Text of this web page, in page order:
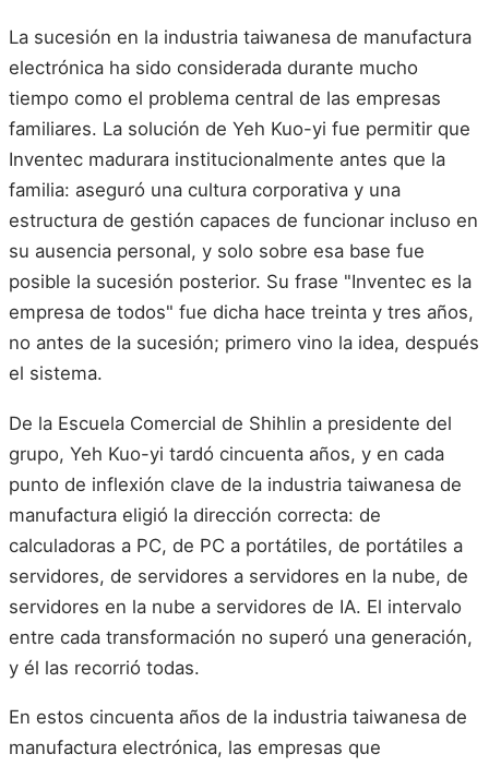
La sucesión en la industria taiwanesa de manufactura
electrónica ha sido considerada durante mucho
tiempo como el problema central de las empresas
familiares. La solución de Yeh Kuo-yi fue permitir que
Inventec madurara institucionalmente antes que la
familia: aseguró una cultura corporativa y una
estructura de gestión capaces de funcionar incluso en
su ausencia personal, y solo sobre esa base fue
posible la sucesión posterior. Su frase "Inventec es la
empresa de todos" fue dicha hace treinta y tres años,
no antes de la sucesión; primero vino la idea, después
el sistema.
De la Escuela Comercial de Shihlin a presidente del
grupo, Yeh Kuo-yi tardó cincuenta años, y en cada
punto de inflexión clave de la industria taiwanesa de
manufactura eligió la dirección correcta: de
calculadoras a PC, de PC a portátiles, de portátiles a
servidores, de servidores a servidores en la nube, de
servidores en la nube a servidores de IA. El intervalo
entre cada transformación no superó una generación,
y él las recorrió todas.
En estos cincuenta años de la industria taiwanesa de
manufactura electrónica, las empresas que